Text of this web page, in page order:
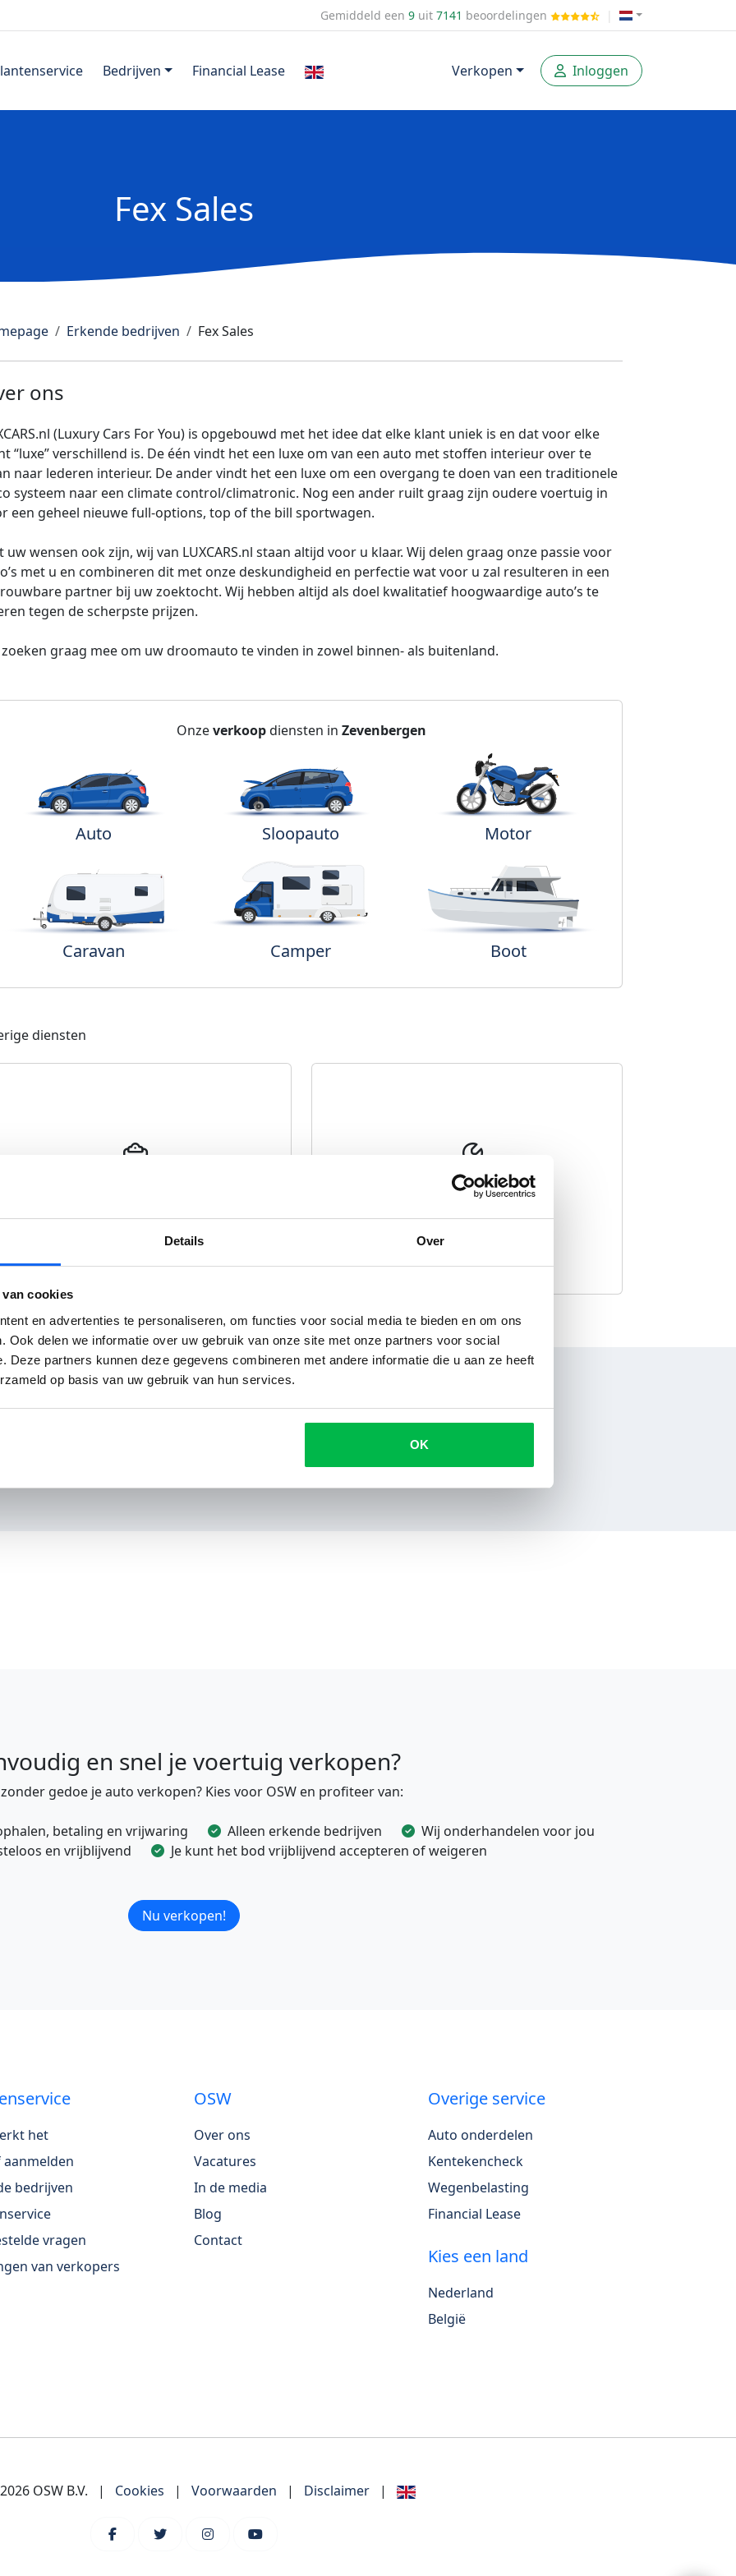
Details Over
cookies
en advertenties te personaliseren, om functies voor social media te bieden en om ons
Ook delen we informatie over uw gebruik van onze site met onze partners voor social
Deze partners kunnen deze gegevens combineren met andere informatie die u aan ze heeft
op basis van uw gebruik van hun services.
OK
Gemiddeld een9 uit7141 beoordelingen
Bedrijven Financial Lease Verkopen Inloggen
Fex Sales
Erkende bedrijven Fex Sales
ons
(Luxury Cars For You) is opgebouwd met het idee dat elke klant uniek is en dat voor elke
“luxe” verschillend is. De één vindt het een luxe om van een auto met stoffen interieur over te
naar lederen interieur. De ander vindt het een luxe om een overgang te doen van een traditionele
systeem naar een climate control/climatronic. Nog een ander ruilt graag zijn oudere voertuig in
een geheel nieuwe full-options, top of the bill sportwagen.
uw wensen ook zijn, wij van LUXCARS.nl staan altijd voor u klaar. Wij delen graag onze passie voor
met u en combineren dit met onze deskundigheid en perfectie wat voor u zal resulteren in een
partner bij uw zoektocht. Wij hebben altijd als doel kwalitatief hoogwaardige auto’s te
tegen de scherpste prijzen.
graag mee om uw droomauto te vinden in zowel binnen- als buitenland.
Onzeverkoopdiensten in Zevenbergen
Auto Sloopauto Motor
Caravan Camper Boot
diensten
en snel je voertuig verkopen?
gedoe je auto verkopen? Kies voor OSW en profiteer van:
betaling en vrijwaring Alleen erkende bedrijven
Wij onderhandelen voor jou
en vrijblijvend
Je kunt het bod vrijblijvend accepteren of weigeren
Nu verkopen!
het
bedrijven
vragen
van verkopers
OSW
Over ons
Vacatures
In de media
Blog
Contact
Overige service
Auto onderdelen
Kentekencheck
Wegenbelasting
Financial Lease
Kies een land
Nederland
België
OSW B.V. | Cookies | Voorwaarden | Disclaimer |